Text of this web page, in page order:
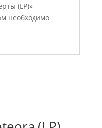
(LP)»
необходимо